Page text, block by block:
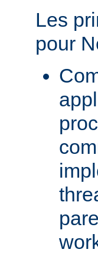
Les
pour